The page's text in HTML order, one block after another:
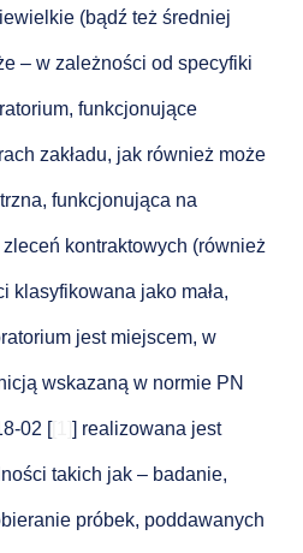
(bądź też średniej
– w zależności od specyfiki
funkcjonujące
zakładu, jak również może
funkcjonująca na
kontraktowych (również
klasyfikowana jako mała,
jest miejscem, w
wskazaną w normie PN
02 [[1] ] realizowana jest
takich jak – badanie,
próbek, poddawanych